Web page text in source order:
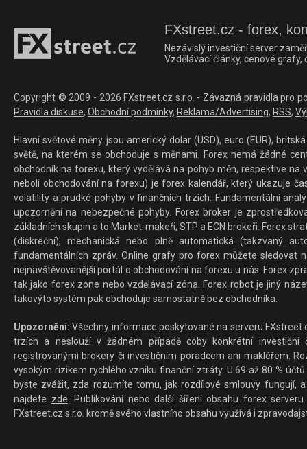
FXstreet.cz - forex,
Nezávislý investiční server
Vzdělávací články, cenové
Copyright © 2009 - 2026 FXstreet.cz s.r.o. - Závazná pravidla pro
Pravidla diskuse, Obchodní podmínky, Reklama/Advertising, RSS,
Hlavní světové měny jsou americký dolar (USD), euro (EUR),
světě, na kterém se obchoduje s měnami. Forex nemá žádné
obchodník na forexu, který vydělává na pohyb měn, respektive
neboli obchodování na forexu) je forex kalendář, který ukazuje
volatility a prudké pohyby v finančních trzích. Fundamentální
upozornění na nebezpečné pohyby. Forex broker je
základních skupin a to Market-makeři, STP a ECN brokeři. Forex
(diskreční), mechanická nebo plně automatická (takzvaný
fundamentálních zpráv. Online grafy pro forex můžete sledovat
nejnavštěvovanější portál o obchodování na forexu u nás. Forex
tak jako forex zone nebo vzdělávací zóna. Forex robot je jiný
takovýto systém pak obchoduje samostatně bez obchodníka.
Upozornění: Všechny informace poskytované na serveru
trzích a neslouží v žádném případě coby konkrétní investiční
registrovanými brokery či investičním poradcem ani makléřem.
vysokým rizikem rychlého vzniku finanční ztráty. U 69 až 80 %
byste zvážit, zda rozumíte tomu, jak rozdílové smlouvy fungují,
najdete zde. Publikování nebo další šíření obsahu forex
FXstreet.cz s.r.o. kromě svého vlastního obsahu využívá i